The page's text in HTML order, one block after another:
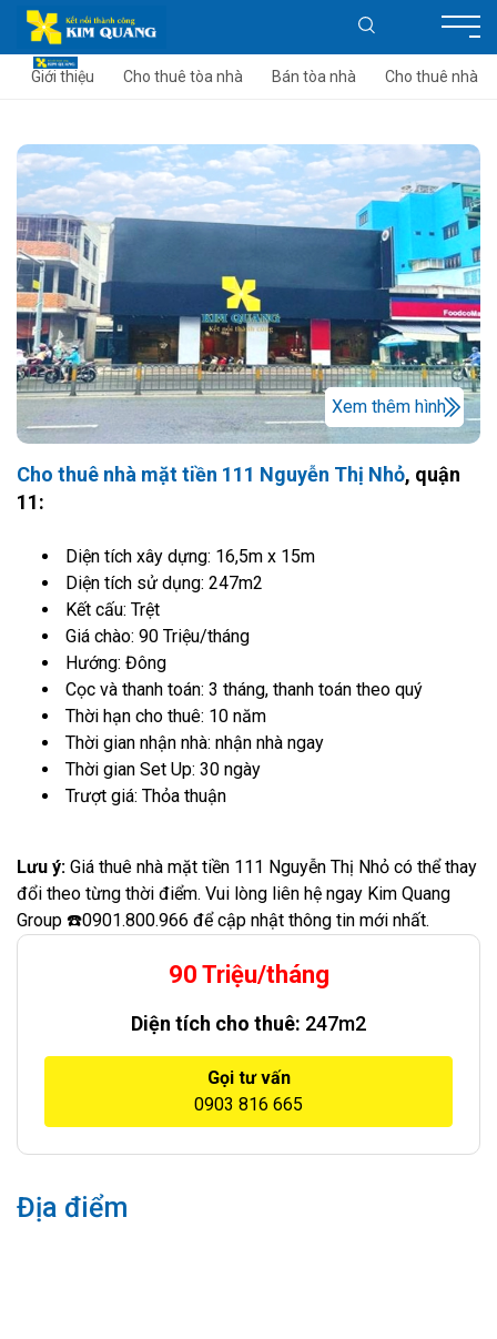
Giới thiệu Cho thuê tòa nhà Bán tòa nhà Cho thuê nhà
Xem thêm hình
Cho thuê nhà mặt tiền 111 Nguyễn Thị Nhỏ, quận
11:
Diện tích xây dựng: 16,5m x 15m
Diện tích sử dụng: 247m2
Kết cấu: Trệt
Giá chào: 90 Triệu/tháng
Hướng: Đông
Cọc và thanh toán: 3 tháng, thanh toán theo quý
Thời hạn cho thuê: 10 năm
Thời gian nhận nhà: nhận nhà ngay
Thời gian Set Up: 30 ngày
Trượt giá: Thỏa thuận
Lưu ý: Giá thuê nhà mặt tiền 111 Nguyễn Thị Nhỏ có thể thay
đổi theo từng thời điểm. Vui lòng liên hệ ngay Kim Quang
Group ☎️0901.800.966 để cập nhật thông tin mới nhất.
90 Triệu/tháng
Diện tích cho thuê: 247m2
Gọi tư vấn
0903 816 665
Địa điểm